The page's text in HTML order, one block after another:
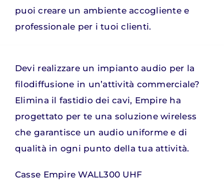
puoi creare un ambiente accogliente e
professionale per i tuoi clienti.
Devi realizzare un impianto audio per la
filodiffusione in un’attività commerciale?
Elimina il fastidio dei cavi, Empire ha
progettato per te una soluzione wireless
che garantisce un audio uniforme e di
qualità in ogni punto della tua attività.
Casse Empire WALL300 UHF